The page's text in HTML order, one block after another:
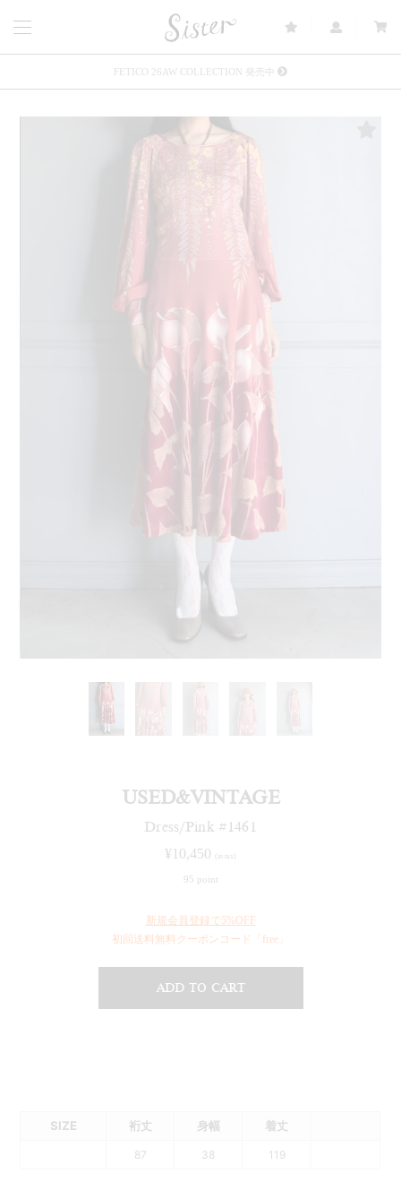
FETICO 26AW COLLECTION 発売中
Sister(渋谷区松濤) 店舗休業のご案内
発売中 : Sister × OJOJO NAITŌ
新規会員登録で5%OFFクーポン配布
Summer Sale up to 60%OFF 開催中
USED&VINTAGE
Dress/Pink #1461
¥ 10,450 (in tax)
95 point
新規会員登録で5%OFF
初回送料無料クーポンコード「free」
ADD TO CART
SIZE 裄丈 身幅 着丈
87 38 119